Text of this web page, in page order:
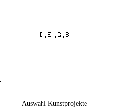
🇩🇪 🇬🇧
überspringenAuswahl Kunstprojekte